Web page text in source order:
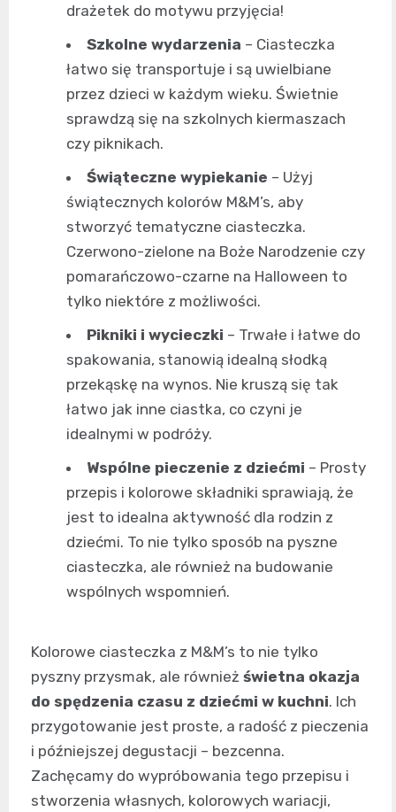
drażetek do motywu przyjęcia!
Szkolne wydarzenia – Ciasteczka
łatwo się transportuje i są uwielbiane
przez dzieci w każdym wieku. Świetnie
sprawdzą się na szkolnych kiermaszach
czy piknikach.
Świąteczne wypiekanie – Użyj
świątecznych kolorów M&M’s, aby
stworzyć tematyczne ciasteczka.
Czerwono-zielone na Boże Narodzenie czy
pomarańczowo-czarne na Halloween to
tylko niektóre z możliwości.
Pikniki i wycieczki – Trwałe i łatwe do
spakowania, stanowią idealną słodką
przekąskę na wynos. Nie kruszą się tak
łatwo jak inne ciastka, co czyni je
idealnymi w podróży.
Wspólne pieczenie z dziećmi – Prosty
przepis i kolorowe składniki sprawiają, że
jest to idealna aktywność dla rodzin z
dziećmi. To nie tylko sposób na pyszne
ciasteczka, ale również na budowanie
wspólnych wspomnień.
Kolorowe ciasteczka z M&M’s to nie tylko
pyszny przysmak, ale również świetna okazja
do spędzenia czasu z dziećmi w kuchni. Ich
przygotowanie jest proste, a radość z pieczenia
i późniejszej degustacji – bezcenna.
Zachęcamy do wypróbowania tego przepisu i
stworzenia własnych, kolorowych wariacji,